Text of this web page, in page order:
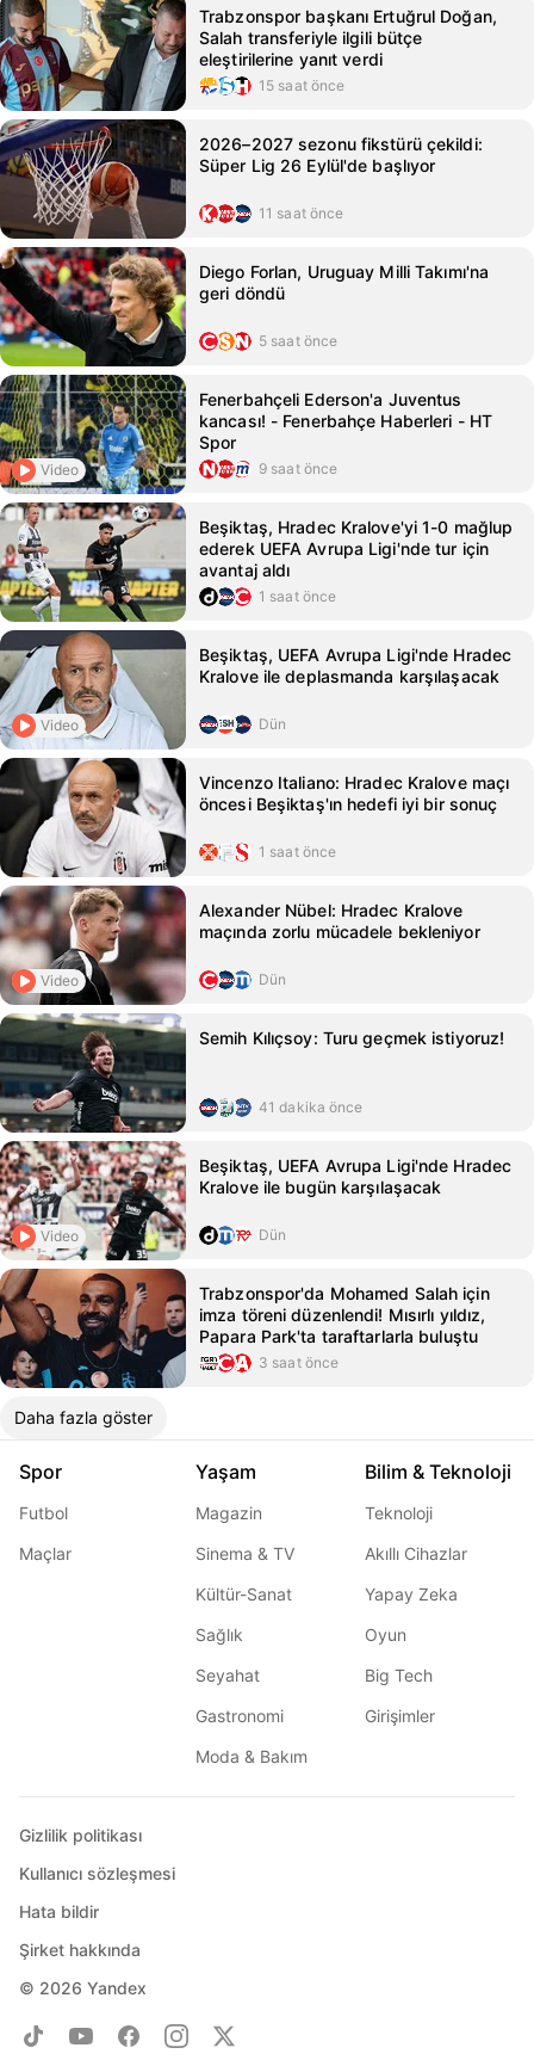
Trabzonspor başkanı Ertuğrul Doğan,
Salah transferiyle ilgili bütçe
eleştirilerine yanıt verdi
15 saat önce
2026–2027 sezonu fikstürü çekildi:
Süper Lig 26 Eylül'de başlıyor
11 saat önce
Diego Forlan, Uruguay Milli Takımı'na
geri döndü
5 saat önce
Video
Fenerbahçeli Ederson'a Juventus
kancası! - Fenerbahçe Haberleri - HT
Spor
9 saat önce
Beşiktaş, Hradec Kralove'yi 1-0 mağlup
ederek UEFA Avrupa Ligi'nde tur için
avantaj aldı
1 saat önce
Video
Beşiktaş, UEFA Avrupa Ligi'nde Hradec
Kralove ile deplasmanda karşılaşacak
Dün
Vincenzo Italiano: Hradec Kralove maçı
öncesi Beşiktaş'ın hedefi iyi bir sonuç
1 saat önce
Video
Alexander Nübel: Hradec Kralove
maçında zorlu mücadele bekleniyor
Dün
Semih Kılıçsoy: Turu geçmek istiyoruz!
41 dakika önce
Video
Beşiktaş, UEFA Avrupa Ligi'nde Hradec
Kralove ile bugün karşılaşacak
Dün
Trabzonspor'da Mohamed Salah için
imza töreni düzenlendi! Mısırlı yıldız,
Papara Park'ta taraftarlarla buluştu
3 saat önce
Daha fazla göster
Spor
Futbol
Maçlar
Yaşam
Magazin
Sinema & TV
Kültür-Sanat
Sağlık
Seyahat
Gastronomi
Moda & Bakım
Bilim & Teknoloji
Teknoloji
Akıllı Cihazlar
Yapay Zeka
Oyun
Big Tech
Girişimler
© 2026 Yandex
Gizlilik politikası
Kullanıcı sözleşmesi
Hata bildir
Şirket hakkında